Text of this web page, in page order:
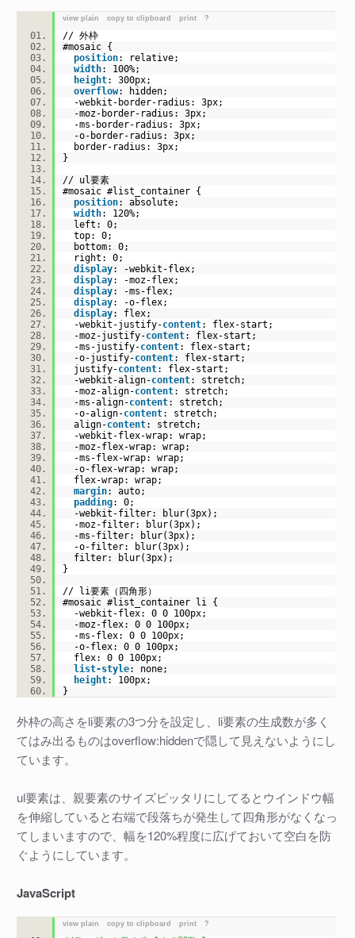
view plain copy to clipboard print ?
// 外枠
#mosaic{
position: relative;
width: 100%;
height: 300px;
overflow: hidden;
-webkit-border-radius: 3px;
-moz-border-radius: 3px;
-ms-border-radius: 3px;
-o-border-radius: 3px;
border-radius: 3px;
}
// ul要素
#mosaic #list _container {
position: absolute;
width: 120%;
left: 0;
top: 0;
bottom: 0;
right: 0;
display: -webkit-flex;
display: -moz-flex;
display: -ms-flex;
display: -o-flex;
display: flex;
-webkit-justify-content: flex-start;
-moz-justify-content: flex-start;
-ms-justify-content: flex-start;
-o-justify-content: flex-start;
justify-content: flex-start;
-webkit-align-content: stretch;
-moz-align-content: stretch;
-ms-align-content: stretch;
-o-align-content: stretch;
align-content: stretch;
-webkit-flex-wrap: wrap;
-moz-flex-wrap: wrap;
-ms-flex-wrap: wrap;
-o-flex-wrap: wrap;
flex-wrap: wrap;
margin: auto;
padding: 0;
-webkit-filter: blur(3px);
-moz-filter: blur(3px);
-ms-filter: blur(3px);
-o-filter: blur(3px);
filter: blur(3px);
}
// li要素（四角形）
#mosaic #list _container li {
-webkit-flex: 0 0 100px;
-moz-flex: 0 0 100px;
-ms-flex: 0 0 100px;
-o-flex: 0 0 100px;
flex: 0 0 100px;
list-style: none;
height: 100px;
}
外枠の高さをli要素の3つ分を設定し、li要素の生成数が多く
てはみ出るものはoverflow:hiddenで隠して見えないようにし
ています。
ul要素は、親要素のサイズピッタリにしてるとウインドウ幅
を伸縮していると右端で段落ちが発生して四角形がなくなっ
てしまいますので、幅を120%程度に広げておいて空白を防
ぐようにしています。
JavaScript
view plain copy to clipboard print ?